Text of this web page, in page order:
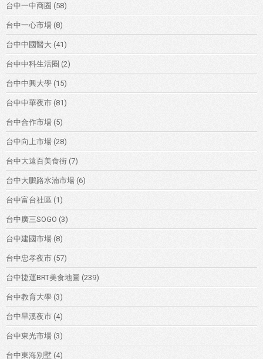
台中一中商圈 (58)
台中一心市場 (8)
台中中國醫大 (41)
台中中科生活圈 (2)
台中中興大學 (15)
台中中華夜市 (81)
台中合作市場 (5)
台中向上市場 (28)
台中大遠百美食街 (7)
台中大鵬路水湳市場 (6)
台中富台社區 (1)
台中廣三SOGO (3)
台中建國市場 (8)
台中忠孝夜市 (57)
台中捷運BRT美食地圖 (239)
台中教育大學 (3)
台中旱溪夜市 (4)
台中東光市場 (3)
台中東海別墅 (4)